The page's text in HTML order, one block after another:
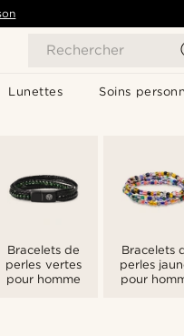
Rechercher
Lunettes Soins
Bracelets de
perles vertes
pour homme
Bracelets
perles
pour